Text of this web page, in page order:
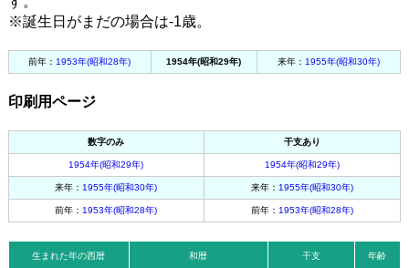
※誕生日がまだの場合は-1歳。
前年： 1953年(昭和28年) 1954年(昭和29年) 来年： 1955年(昭和30年)
印刷用ページ
数字のみ 干支あり
1954年(昭和29年) 1954年(昭和29年)
来年： 1955年(昭和30年) 来年： 1955年(昭和30年)
前年： 1953年(昭和28年) 前年： 1953年(昭和28年)
生まれた年の西暦 和暦 干支 年齢